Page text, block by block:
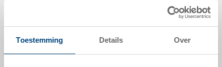
Toestemming Details Over
verpakkingseenheid:
STÜCK